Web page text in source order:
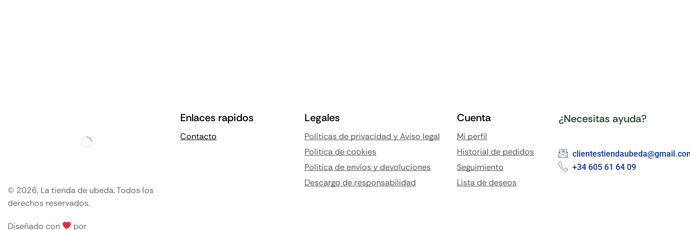
© 2026, La tienda de ubeda. Todos los
derechos reservados.
Diseñado con por
Enlaces rapidos
Contacto
Legales
Políticas de privacidad y Aviso legal
Política de cookies
Politica de envíos y devoluciones
Descargo de responsabilidad
Cuenta
Mi perfil
Historial de pedidos
Seguimiento
Lista de deseos
¿Necesitas ayuda?
+34 605 61 64 09